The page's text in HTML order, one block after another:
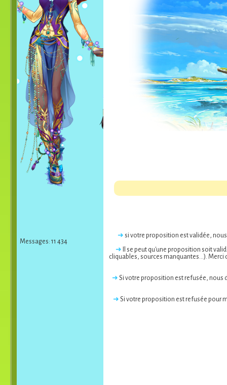
Messages: 11 434
➜ si votre proposition est validée,
➜ Il se peut qu'une proposition soit
cliquables, sources manquantes...).
➜ Si votre proposition est refusée, nous
➜ Si votre proposition est refusée pour